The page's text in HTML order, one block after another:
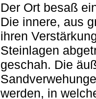
Der Ort besaß
Die innere, aus
ihren
Steinlagen
geschah. Die
werden, in